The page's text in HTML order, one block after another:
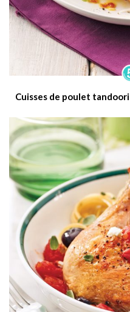
Cuisses de poulet tandoori